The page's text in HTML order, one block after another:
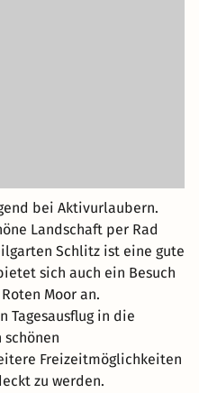
bei Aktivurlaubern.
Landschaft per Rad
Schlitz ist eine gute
sich auch ein Besuch
Moor an.
Tagesausflug in die
Freizeitmöglichkeiten
zu werden.